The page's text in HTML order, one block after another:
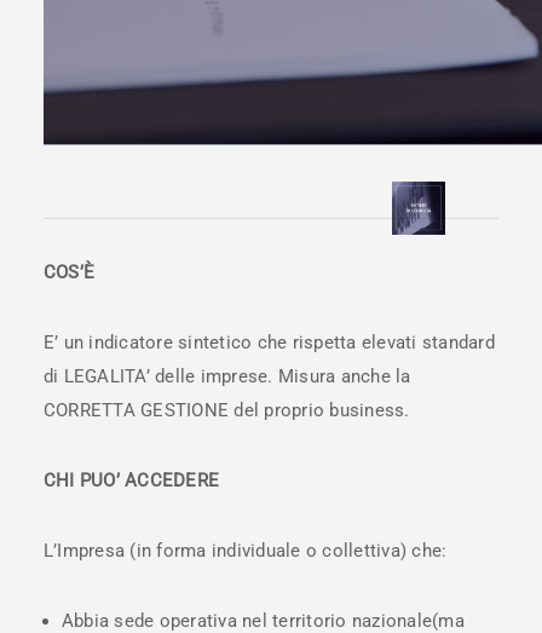
COS’È
E’ un indicatore sintetico che rispetta elevati standard
di LEGALITA’ delle imprese. Misura anche la
CORRETTA GESTIONE del proprio business.
CHI PUO’ ACCEDERE
L’Impresa (in forma individuale o collettiva) che:
Abbia sede operativa nel territorio nazionale(ma